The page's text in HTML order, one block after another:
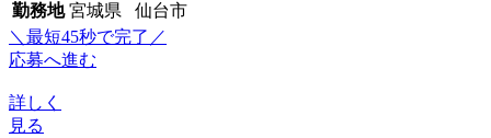
勤務地 宮城県 仙台市
＼最短45秒で完了／
応募へ進む
詳しく
見る